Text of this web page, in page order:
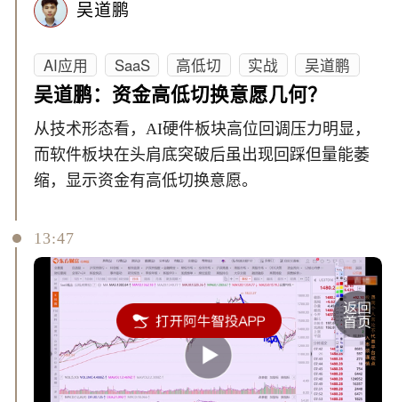
吴道鹏
AI应用 SaaS 高低切 实战
吴道鹏
吴道鹏：资金高低切换意愿几何？
从技术形态看，AI硬件板块高位回调压力明显，
而软件板块在头肩底突破后虽出现回踩但量能萎
缩，显示资金有高低切换意愿。
13:47